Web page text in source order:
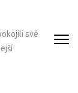
své